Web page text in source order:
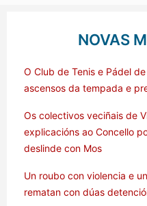
NOVAS
O Club de Tenis e Pádel
ascensos da tempada e
Os colectivos veciñais de
explicacións ao Concello
deslinde con Mos
Un roubo con violencia e
rematan con dúas